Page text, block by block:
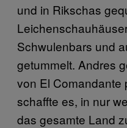
und in Rikschas
Schwulenbars und
getummelt. Andres
von El Comandante
schaffte es, in nur
das gesamte Land